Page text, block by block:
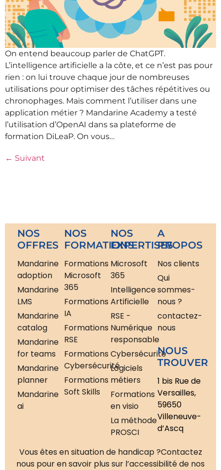
On entend beaucoup parler de ChatGPT.
L’intelligence artificielle a la côte, et ce n’est pas pour
rien : on lui trouve chaque jour de nombreuses
utilisations pour optimiser des tâches répétitives ou
chronophages. Mais comment l’utiliser dans une
application métier ? Mandarine Academy a testé
l’utilisation d’OpenAI dans sa plateforme de
formation DiLeaP. On vous…
← Suivant
NOS
OFFRES
Mandarine
adoption
Mandarine
LMS
Mandarine
catalog
Mandarine
for teams
Mandarine
planner
Mandarine
ai
NOS
FORMATIONS
Formations
Microsoft
365
Formations
IA
Formations
RSE
Formations
Cybersécurité
Formations
Soft Skills
NOS
EXPERTISES
Microsoft
365
Intelligence
Artificielle
RSE -
Numérique
responsable
Cybersécurité
Logiciels
métiers
Formations
en visio
La méthode
PROSCI
A
PROPOS
Nos clients
Qui
sommes-
nous ?
contactez-
nous
NOUS
TROUVER
1 bis Rue de
Versailles,
59650
Villeneuve-
d’Ascq
Vous êtes en situation de handicap ?Contactez
nous pour en savoir plus sur l’accessibilité de nos